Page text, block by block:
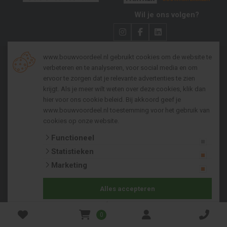
0
Wil je ons volgen?
Algemene voorwaarden zakelijk
Algemene voorwaarden consumenten
Privacy policy
Copyright 2026 © Pieper Bouwmaterialenhandel b.v.
Bij Bouwvoordeel kun je betalen met:
www.bouwvoordeel.nl gebruikt cookies om de website te
verbeteren en te analyseren, voor social media en om
ervoor te zorgen dat je relevante advertenties te zien
krijgt. Als je meer wilt weten over deze cookies, klik dan
hier voor ons cookie beleid
. Bij akkoord geef je
www.bouwvoordeel.nl toestemming voor het gebruik van
cookies op onze website.
Functioneel
Statistieken
Marketing
Selectie accepteren
Alles accepteren